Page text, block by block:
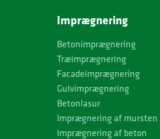
Imprægnering
Betonimprægnering
Træimprægnering
Facadeimprægnering
Gulvimprægnering
Betonlasur
Imprægnering af mursten
Imprægnering af beton